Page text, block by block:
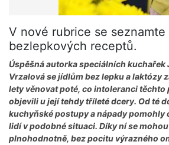
V nové rubrice se seznamte
bezlepkových receptů.
Úspěšná autorka speciálních kuchařek
Vrzalová se jídlům bez lepku a laktózy
lety věnovat poté, co intoleranci těchto
objevili u její tehdy tříleté dcery. Od té
kuchyňské postupy a nápady pomohly
lidí v podobné situaci. Díky ní se
plnohodnotně, bez pocitu výrazného